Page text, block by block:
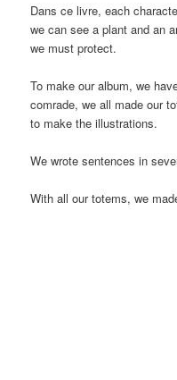
Dans ce livre, each
we can see a plant and an
we must protect.
To make our album, we
comrade, we all made our
to make the illustrations.
We wrote sentences in
With all our totems, we